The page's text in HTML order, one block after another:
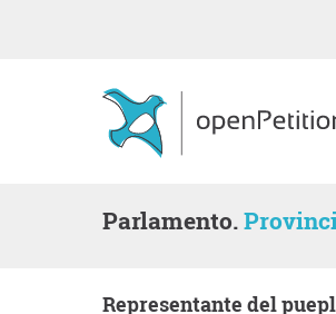
Parlamento.
representante del